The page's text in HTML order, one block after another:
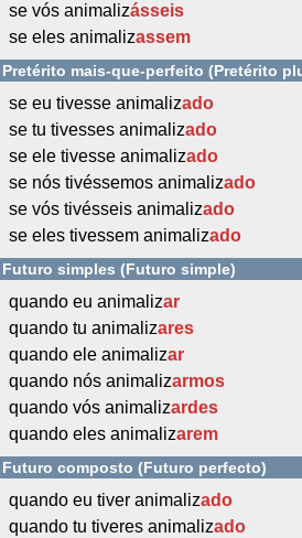
se vós animalizásseis
se eles animalizassem
Pretérito mais-que-perfeito (Pretérito
se eu tivesse animalizado
se tu tivesses animalizado
se ele tivesse animalizado
se nós tivéssemos animalizado
se vós tivésseis animalizado
se eles tivessem animalizado
Futuro simples (Futuro simple)
quando eu animalizar
quando tu animalizares
quando ele animalizar
quando nós animalizarmos
quando vós animalizardes
quando eles animalizarem
Futuro composto (Futuro perfecto)
quando eu tiver animalizado
quando tu tiveres animalizado